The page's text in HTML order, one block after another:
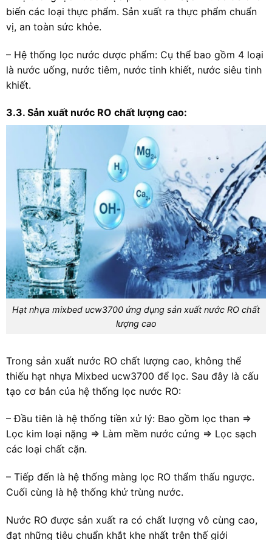
biến các loại thực phẩm. Sản xuất ra thực phẩm chuẩn
vị, an toàn sức khỏe.
– Hệ thống lọc nước dược phẩm: Cụ thể bao gồm 4 loại
là nước uống, nước tiêm, nước tinh khiết, nước siêu tinh
khiết.
3.3. Sản xuất nước RO chất lượng cao:
Hạt nhựa mixbed ucw3700 ứng dụng sản xuất nước RO chất
lượng cao
Trong sản xuất nước RO chất lượng cao, không thể
thiếu hạt nhựa Mixbed ucw3700 để lọc. Sau đây là cấu
tạo cơ bản của hệ thống lọc nước RO:
– Đầu tiên là hệ thống tiền xử lý: Bao gồm lọc than =>
Lọc kim loại nặng => Làm mềm nước cứng => Lọc sạch
các loại chất cặn.
– Tiếp đến là hệ thống màng lọc RO thẩm thấu ngược.
Cuối cùng là hệ thống khử trùng nước.
Nước RO được sản xuất ra có chất lượng vô cùng cao,
đạt những tiêu chuẩn khắt khe nhất trên thế giới